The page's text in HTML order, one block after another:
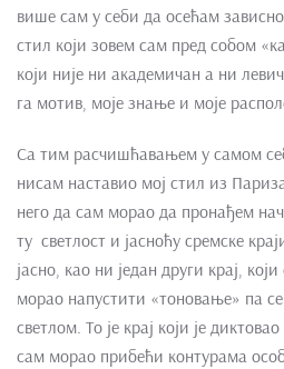
више сам у себи да осећам
стил који зовем сам пред собом
који није ни академичан а ни
га мотив, моје знање и моје
Са тим расчишћавањем у самом
нисам наставио мој стил из
него да сам морао да пронађем
ту светлост и јасноћу сремске
јасно, као ни један други крај,
морао напустити «тоновање» па
светлом. То је крај који је
сам морао прибећи контурама